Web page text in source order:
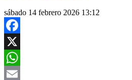
sábado 14 febrero 2026 13:12
Facebook
X
WhatsApp